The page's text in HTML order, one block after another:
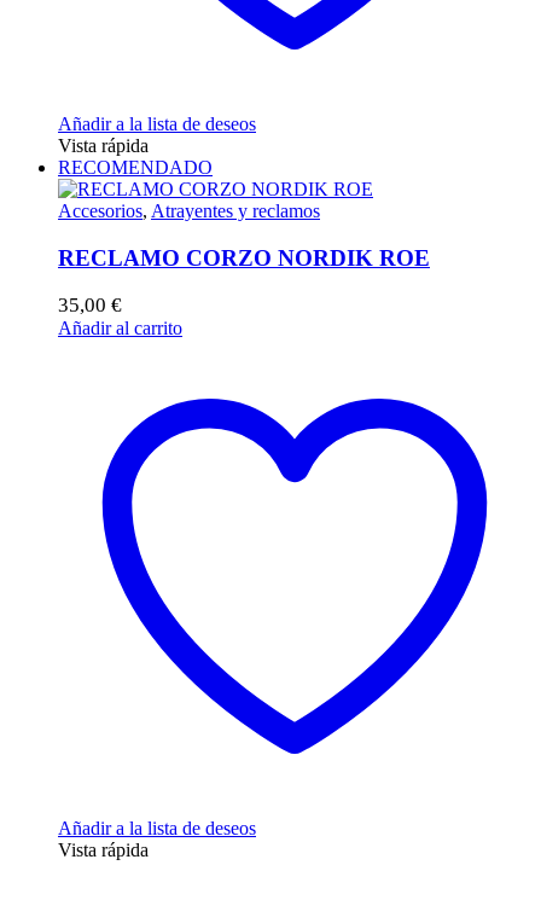
Añadir a la lista de deseos
Vista rápida
RECOMENDADO
Accesorios, Atrayentes y reclamos
RECLAMO CORZO NORDIK ROE
35,00 €
Añadir al carrito
Añadir a la lista de deseos
Vista rápida